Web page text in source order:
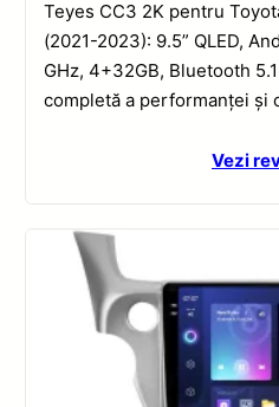
Teyes CC3 2K pentru
(2021-2023): 9.5” QLED,
GHz, 4+32GB, Bluetooth
completă a performanței și
Vezi